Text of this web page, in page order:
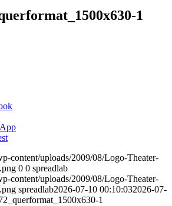
1
content/uploads/2009/08/Logo-Theater-
0 0 spreadlab
content/uploads/2009/08/Logo-Theater-
spreadlab2026-07-10 00:10:032026-07-
1